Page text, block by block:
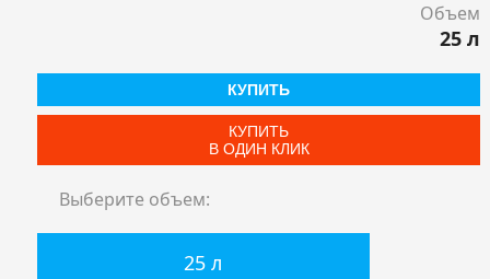
Объем
25 л
КУПИТЬ
КУПИТЬ
В ОДИН КЛИК
Выберите объем:
25 л